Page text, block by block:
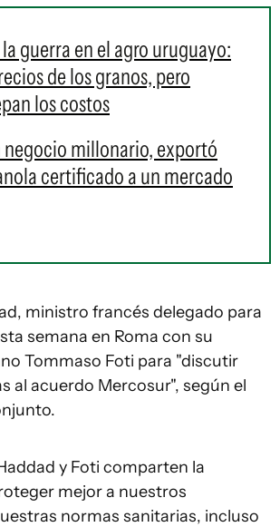
guerra en el agro uruguayo:
de los granos, pero
los costos
negocio millonario, exportó
certificado a un mercado
ministro francés delegado para
semana en Roma con su
Tommaso Foti para "discutir
al acuerdo Mercosur", según el
y Foti comparten la
mejor a nuestros
normas sanitarias, incluso